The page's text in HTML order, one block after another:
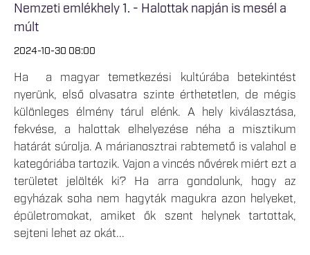
Nemzeti emlékhely 1. - Halottak napján is mesél a
múlt
2024-10-30 08:00
Ha a magyar temetkezési kultúrába betekintést
nyerünk, első olvasatra szinte érthetetlen, de mégis
különleges élmény tárul elénk. A hely kiválasztása,
fekvése, a halottak elhelyezése néha a misztikum
határát súrolja. A márianosztrai rabtemető is valahol e
kategóriába tartozik. Vajon a vincés nővérek miért ezt a
területet jelölték ki? Ha arra gondolunk, hogy az
egyházak soha nem hagyták magukra azon helyeket,
épületromokat, amiket ők szent helynek tartottak,
sejteni lehet az okát...